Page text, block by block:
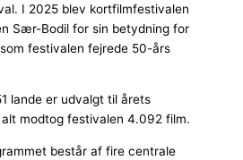
I 2025 blev kortfilmfestivalen
Sær-Bodil for sin betydning for
festivalen fejrede 50-års
er udvalgt til årets
modtog festivalen 4.092 film.
består af fire centrale